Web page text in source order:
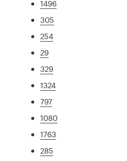
1496
305
254
29
329
1324
797
1080
1763
285